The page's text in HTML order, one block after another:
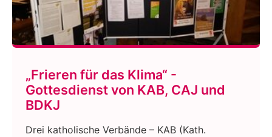
„Frieren für das Klima“ -
Gottesdienst von KAB, CAJ und
BDKJ
Drei katholische Verbände – KAB (Kath.